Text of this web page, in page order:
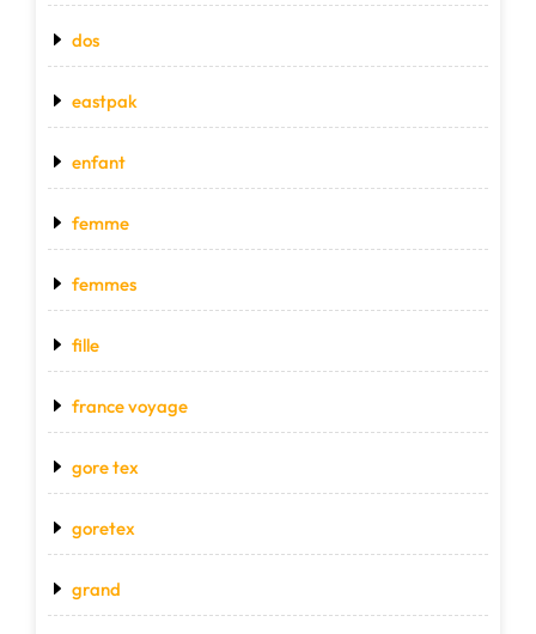
dos
eastpak
enfant
femme
femmes
fille
france voyage
gore tex
goretex
grand